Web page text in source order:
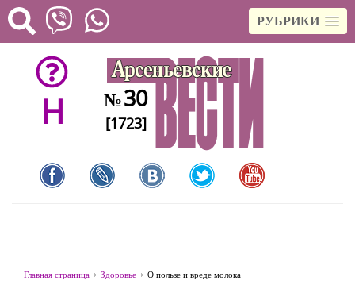
РУБРИКИ
H №30
[1723]
Главная страница Здоровье О пользе и вреде молока